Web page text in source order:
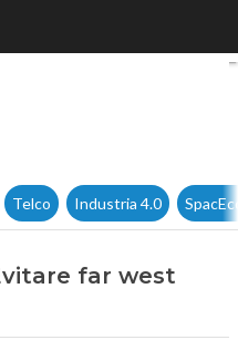
Fedoweb: “Evitare
Telco Industria 4.0
far west